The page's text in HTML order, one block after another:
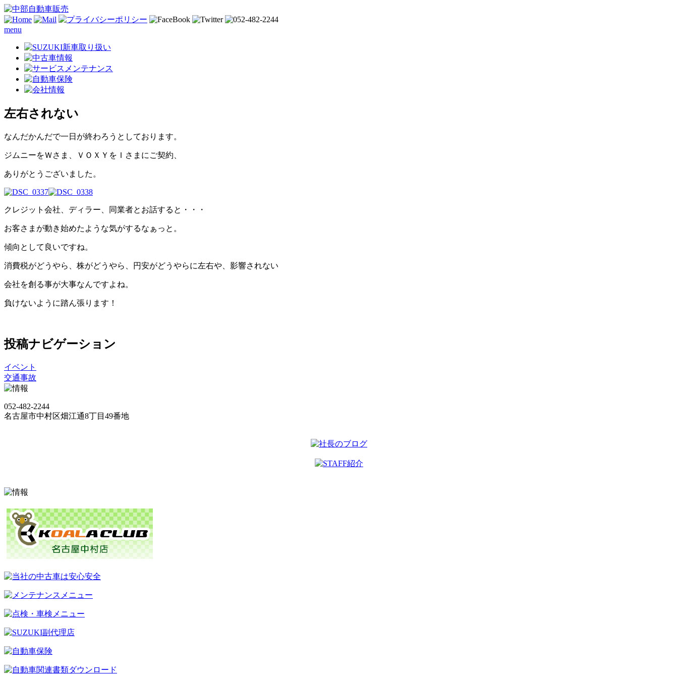
menu
左右されない
なんだかんだで一日が終わろうとしております。
ジムニーをＷさま、ＶＯＸＹをＩさまにご契約、
ありがとうございました。
クレジット会社、ディラー、同業者とお話すると・・・
お客さまが動き始めたような気がするなぁっと。
傾向として良いですね。
消費税がどうやら、株がどうやら、円安がどうやらに左右や、影響されない
会社を創る事が大事なんですよね。
負けないように踏ん張ります！
投稿ナビゲーション
イベント
交通事故
052-482-2244
名古屋市中村区畑江通8丁目49番地